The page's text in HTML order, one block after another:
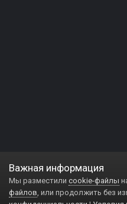
Важная информация
Мы разместили cookie-файлы
файлов, или продолжить без